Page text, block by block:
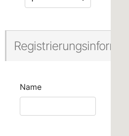
Name